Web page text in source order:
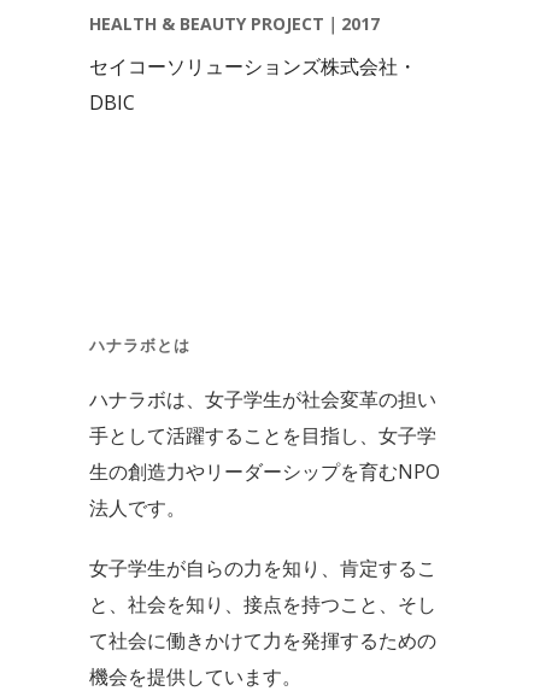
HEALTH & BEAUTY PROJECT｜2017
セイコーソリューションズ株式会社・
DBIC
ハナラボとは
ハナラボは、女子学生が社会変革の担い
手として活躍することを目指し、女子学
生の創造力やリーダーシップを育むNPO
法人です。
女子学生が自らの力を知り、肯定するこ
と、社会を知り、接点を持つこと、そし
て社会に働きかけて力を発揮するための
機会を提供しています。